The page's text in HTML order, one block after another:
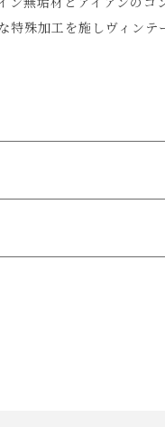
殊加工を施しヴィンテ
、ご注文確認メールを